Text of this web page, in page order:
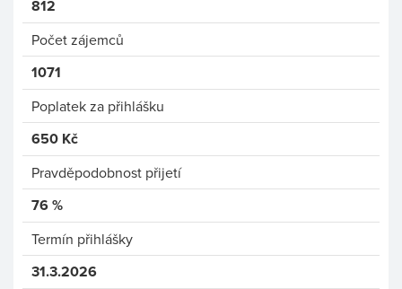
812
Počet zájemců
1071
Poplatek za přihlášku
650 Kč
Pravděpodobnost přijetí
76 %
Termín přihlášky
31.3.2026